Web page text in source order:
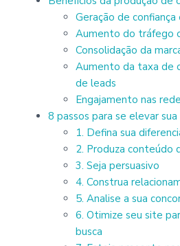
Geração de
Aumento do tráfego
Consolidação da
Aumento da taxa de
de leads
Engajamento nas
8 passos para se elevar
1. Defina sua
2. Produza conteúdo
3. Seja persuasivo
4. Construa
5. Analise a sua
6. Otimize seu site
busca